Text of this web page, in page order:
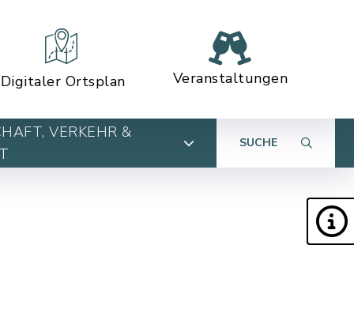
Digitaler Ortsplan Veranstaltungen
VERKEHR &
SUCHE